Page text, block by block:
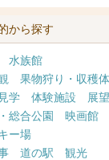
から探す
水族館
果物狩り・収穫
学 体験施設
展
総合公園
映画館
ー場
道の駅
観光